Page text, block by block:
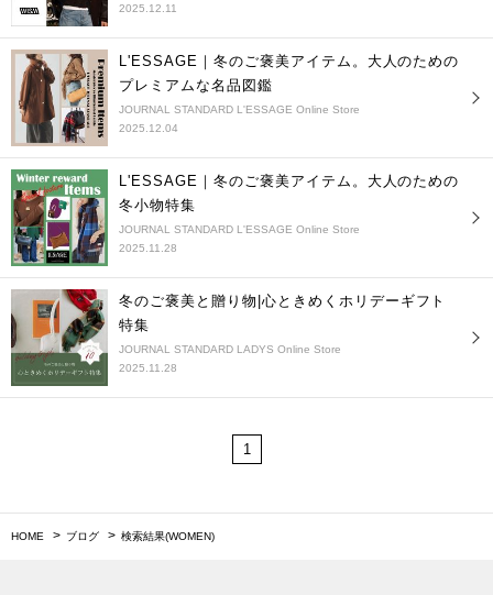
2025.12.11
L'ESSAGE｜冬のご褒美アイテム。大人のための
プレミアムな名品図鑑
JOURNAL STANDARD L'ESSAGE Online Store
2025.12.04
L'ESSAGE｜冬のご褒美アイテム。大人のための
冬小物特集
JOURNAL STANDARD L'ESSAGE Online Store
2025.11.28
冬のご褒美と贈り物|心ときめくホリデーギフト
特集
JOURNAL STANDARD LADYS Online Store
2025.11.28
1
HOME ブログ 検索結果(WOMEN)